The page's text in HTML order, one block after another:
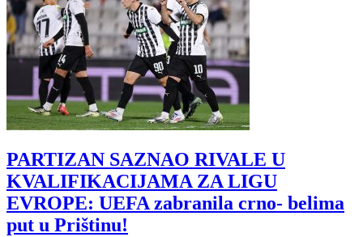
PARTIZAN SAZNAO RIVALE U
KVALIFIKACIJAMA ZA LIGU
EVROPE: UEFA zabranila crno- belima
put u Prištinu!